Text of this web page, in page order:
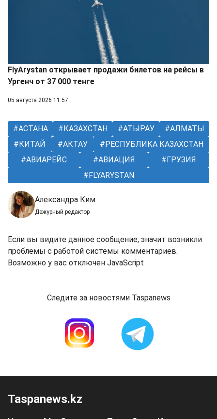
FlyArystan открывает продажи билетов на рейсы в
Ургенч от 37 000 тенге
05 августа 2026 11:57
АСТАНА КАЗАХСТАН АТЫРАУ
АЛМАТЫ
КИТАЙ
АКТАУ
РЕСПУБЛИКА КАЗАХСТАН
АВИАРЕЙС
АВИАЦИЯ
ГРУЗИЯ
FLYARYSTAN
Александра Ким
Дежурный редактор
Если вы видите данное сообщение, значит возникли
проблемы с работой системы комментариев.
Возможно у вас отключен JavaScript
Следите за новостями Taspanews
Taspanews.kz